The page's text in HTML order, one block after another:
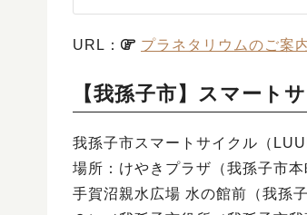
URL： プラネタリウムのご案
【我孫子市】スマート
我孫子市スマートサイクル（
場所：けやきプラザ（我孫子市
手賀沼親水広場 水の館前（我孫